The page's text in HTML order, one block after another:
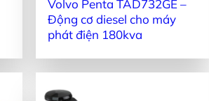
Volvo Penta TAD732GE –
Động cơ diesel cho máy
phát điện 180kva